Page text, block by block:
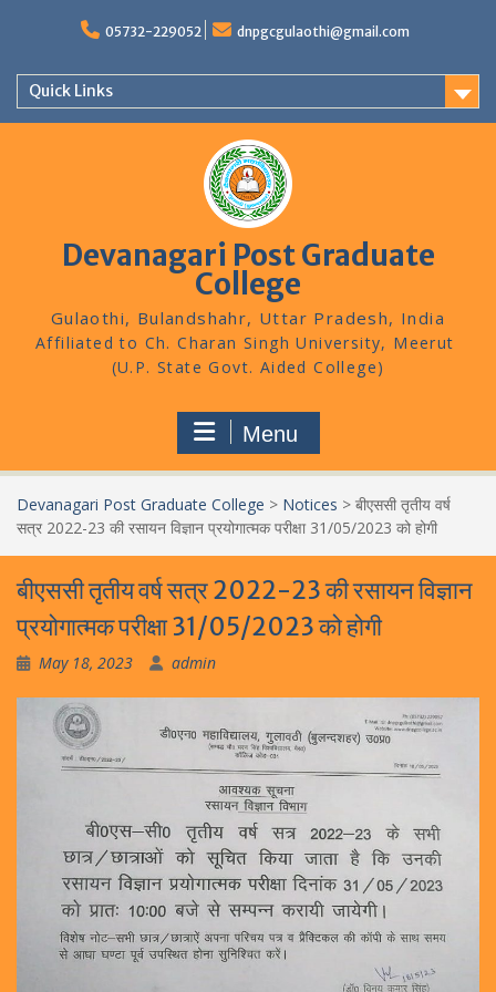
05732-229052 dnpgcgulaothi@gmail.com
Quick Links
Devanagari Post Graduate
College
Gulaothi, Bulandshahr, Uttar Pradesh, India
Menu
Devanagari Post Graduate College > Notices > बीएससी तृतीय वर्ष
सत्र 2022-23 की रसायन विज्ञान प्रयोगात्मक परीक्षा 31/05/2023 को होगी
बीएससी तृतीय वर्ष सत्र 2022-23 की रसायन विज्ञान
प्रयोगात्मक परीक्षा 31/05/2023 को होगी
May 18, 2023 admin